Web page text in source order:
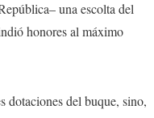
una escolta del
honores al máximo
dotaciones del buque, sino,